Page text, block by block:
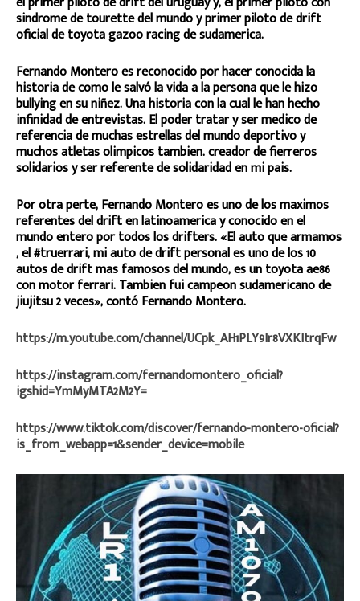
sindrome de tourette del mundo y primer piloto de drift
oficial de toyota gazoo racing de sudamerica.
Fernando Montero es reconocido por hacer conocida la
historia de como le salvó la vida a la persona que le hizo
bullying en su niñez. Una historia con la cual le han hecho
infinidad de entrevistas. El poder tratar y ser medico de
referencia de muchas estrellas del mundo deportivo y
muchos atletas olimpicos tambien. creador de fierreros
solidarios y ser referente de solidaridad en mi pais.
Por otra perte, Fernando Montero es uno de los maximos
referentes del drift en latinoamerica y conocido en el
mundo entero por todos los drifters. «El auto que armamos
, el #truerrari, mi auto de drift personal es uno de los 10
autos de drift mas famosos del mundo, es un toyota ae86
con motor ferrari. Tambien fui campeon sudamericano de
jiujitsu 2 veces», contó Fernando Montero.
https://m.youtube.com/channel/UCpk_AH1PLY9Ir8VXKItrqFw
https://instagram.com/fernandomontero_oficial?
igshid=YmMyMTA2M2Y=
https://www.tiktok.com/discover/fernando-montero-oficial?
is_from_webapp=1&sender_device=mobile